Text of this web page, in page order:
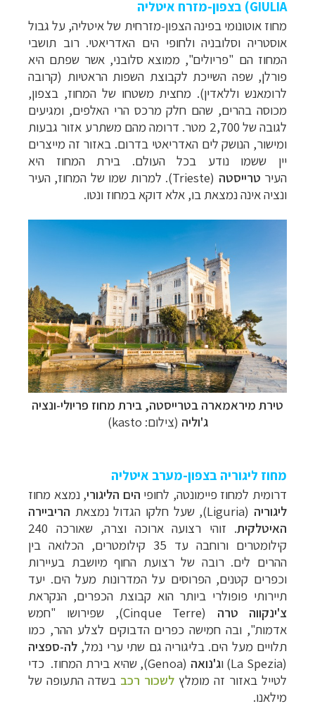
GIULIA) בצפון-מזרח איטליה
מחוז אוטונומי בפינה הצפון-מזרחית של איטליה, על גבול
אוסטריה וסלובניה ולחופי הים האדריאטי. רוב תושבי
המחוז הם "פריולים", ממוצא סלובני, אשר שפתם היא
פורלן, שפה השייכת לקבוצת השפות הראטיות (קרובה
לרומאנש וללאדין). מחצית משטחו של המחוז, בצפון,
מכוסה בהרים, שהם חלק מרכס הרי האלפים, ומגיעים
לגובה של 2,700 מטר. דרומה מהם משתרע אזור גבעות
ומישור, הנושק לים האדריאטי בדרום. באזור זה מייצרים
יין ששמו נודע בכל העולם. בירת המחוז היא
העיר טרייסטה
(Trieste). למרות שמו של המחוז, העיר
ונציה אינה נמצאת בו, אלא דוקא במחוז ונטו.
טירת מיראמארה בטרייסטה, בירת מחוז פריולי-ונציה
ג'וליה (צילום: kasto)
מחוז ליגוריה בצפון-מערב איטליה
דרומית למחוז פיימונטה, לחופי הים הליגורי, נמצא מחוז
ליגוריה (Liguria), שעל חלקו הגדול נמצאת
הריביירה
האיטלקית
. זוהי רצועה ארוכה וצרה, שאורכה 240
קילומטרים ורוחבה עד 35 קילומטרים, הכלואה בין
ההרים לים. רובה של רצועת החוף מיושבת בעיירות
וכפרים קטנים, הפרוסים על המדרונות מעל הים. יעד
תיירותי פופולרי ביותר הוא קבוצת הכפרים, הנקראת
צ'ינקווה טרה (
Cinque Terre), שפירושו "חמש
אדמות", ובה חמישה כפרים הדבוקים לצלע ההר, כמו
תלויים מעל הים. בליגוריה גם שתי ערי נמל, לה-ספציה
(
La Spezia) וג'נואה (
Genoa), שהיא בירת המחוז. כדי
לטייל באזור זה מומלץ לשכור רכב בשדה התעופה של
מילאנו.